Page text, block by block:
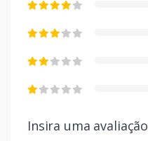
Insira uma avaliação